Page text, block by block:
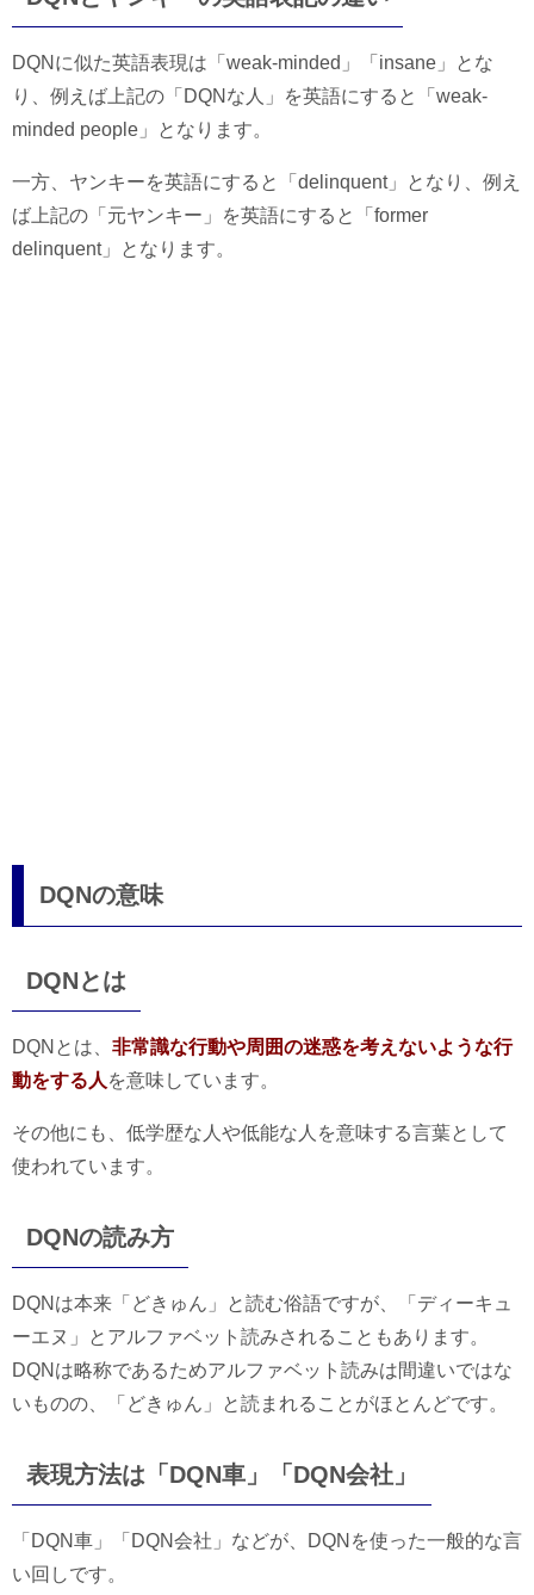
DQNに似た英語表現は「weak-minded」「insane」とな
り、例えば上記の「DQNな人」を英語にすると「weak-
minded people」となります。
一方、ヤンキーを英語にすると「delinquent」となり、例え
ば上記の「元ヤンキー」を英語にすると「former
delinquent」となります。
DQNの意味
DQNとは
DQNとは、 非常識な行動や周囲の迷惑を考えないような行
動をする人 を意味しています。
その他にも、低学歴な人や低能な人を意味する言葉として
使われています。
DQNの読み方
DQNは本来「どきゅん」と読む俗語ですが、「ディーキュ
ーエヌ」とアルファベット読みされることもあります。
DQNは略称であるためアルファベット読みは間違いではな
いものの、「どきゅん」と読まれることがほとんどです。
表現方法は「DQN車」「DQN会社」
「DQN車」「DQN会社」などが、DQNを使った一般的な言
い回しです。